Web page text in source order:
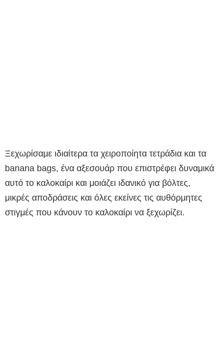
Ξεχωρίσαμε ιδιαίτερα τα χειροποίητα τετράδια και τα
banana bags, ένα αξεσουάρ που επιστρέφει δυναμικά
αυτό το καλοκαίρι και μοιάζει ιδανικό για βόλτες,
μικρές αποδράσεις και όλες εκείνες τις αυθόρμητες
στιγμές που κάνουν το καλοκαίρι να ξεχωρίζει.